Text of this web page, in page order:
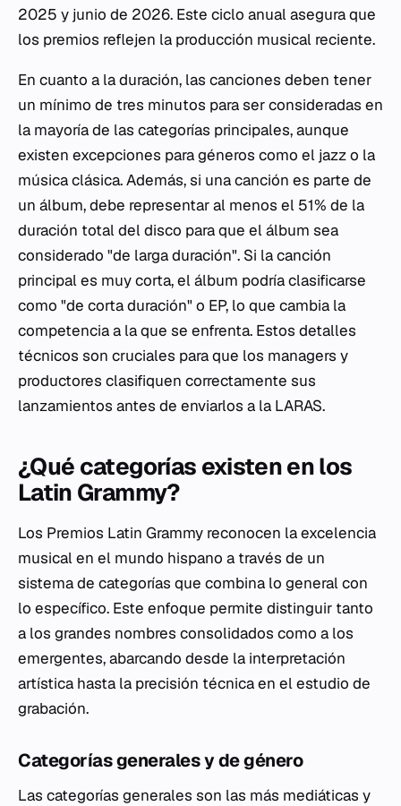
2025 y junio de 2026. Este ciclo anual asegura que
los premios reflejen la producción musical reciente.
En cuanto a la duración, las canciones deben tener
un mínimo de tres minutos para ser consideradas en
la mayoría de las categorías principales, aunque
existen excepciones para géneros como el jazz o la
música clásica. Además, si una canción es parte de
un álbum, debe representar al menos el 51% de la
duración total del disco para que el álbum sea
considerado "de larga duración". Si la canción
principal es muy corta, el álbum podría clasificarse
como "de corta duración" o EP, lo que cambia la
competencia a la que se enfrenta. Estos detalles
técnicos son cruciales para que los managers y
productores clasifiquen correctamente sus
lanzamientos antes de enviarlos a la LARAS.
¿Qué categorías existen en los
Latin Grammy?
Los Premios Latin Grammy reconocen la excelencia
musical en el mundo hispano a través de un
sistema de categorías que combina lo general con
lo específico. Este enfoque permite distinguir tanto
a los grandes nombres consolidados como a los
emergentes, abarcando desde la interpretación
artística hasta la precisión técnica en el estudio de
grabación.
Categorías generales y de género
Las categorías generales son las más mediáticas y